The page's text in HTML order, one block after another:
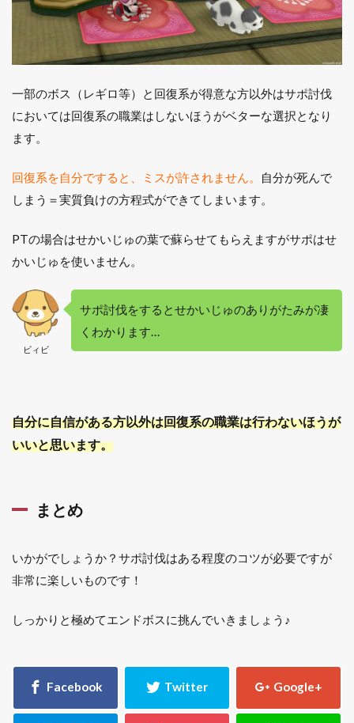
一部のボス（レギロ等）と回復系が得意な方以外はサポ討伐
においては回復系の職業はしないほうがベターな選択となり
ます。
回復系を自分ですると、ミスが許されません。
自分が死んで
しまう＝実質負けの方程式ができてしまいます。
PTの場合はせかいじゅの葉で蘇らせてもらえますがサポはせ
かいじゅを使いません。
ビィビ
サポ討伐をするとせかいじゅのありがたみが凄
くわかります…
自分に自信がある方以外は回復系の職業は行わないほうが
いいと思います。
まとめ
いかがでしょうか？サポ討伐はある程度のコツが必要ですが
非常に楽しいものです！
しっかりと極めてエンドボスに挑んでいきましょう♪